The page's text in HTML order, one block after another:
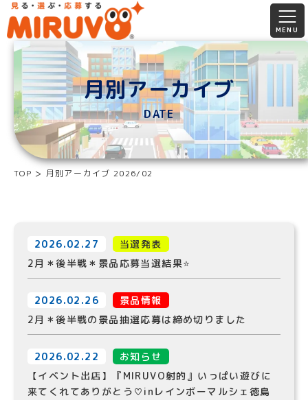
月別アーカイブ
DATE
TOP 月別アーカイブ 2026/02
2026.02.27
当選発表
2月＊後半戦＊景品応募当選結果⭐️
2026.02.26
景品情報
2月＊後半戦の景品抽選応募は締め切りました
2026.02.22
お知らせ
【イベント出店】『MIRUVO射的』いっぱい遊びに
来てくれてありがとう♡inレインボーマルシェ徳島